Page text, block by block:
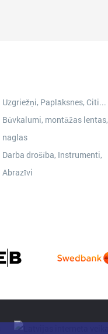
Uzgriežņi, Paplāksnes, Citi...
Būvkalumi, montāžas lentas,
naglas
Darba drošība, Instrumenti,
Abrazīvi